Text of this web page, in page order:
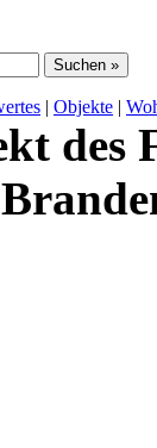
| Objekte |
des